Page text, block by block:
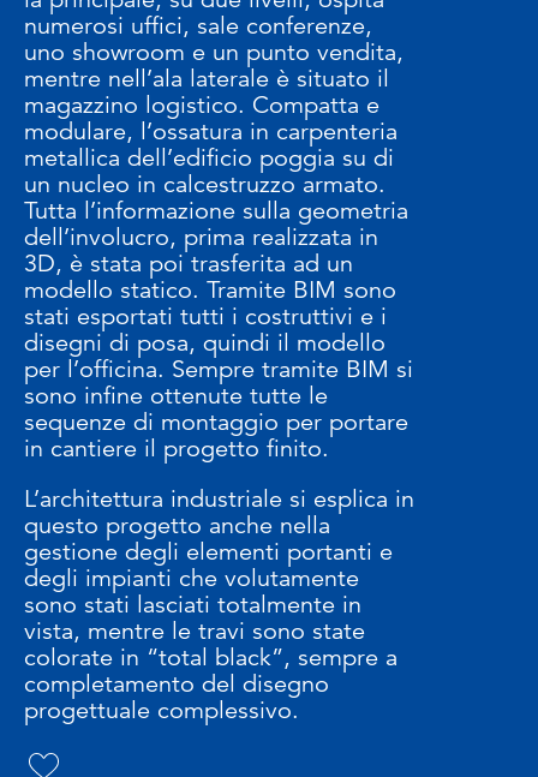
numerosi uffici, sale conferenze,
uno showroom e un punto vendita,
mentre nell’ala laterale è situato il
magazzino logistico. Compatta e
modulare, l’ossatura in carpenteria
metallica dell’edificio poggia su di
un nucleo in calcestruzzo armato.
Tutta l’informazione sulla geometria
dell’involucro, prima realizzata in
3D, è stata poi trasferita ad un
modello statico. Tramite BIM sono
stati esportati tutti i costruttivi e i
disegni di posa, quindi il modello
per l’officina. Sempre tramite BIM si
sono infine ottenute tutte le
sequenze di montaggio per portare
in cantiere il progetto finito.
L’architettura industriale si esplica in
questo progetto anche nella
gestione degli elementi portanti e
degli impianti che volutamente
sono stati lasciati totalmente in
vista, mentre le travi sono state
colorate in “total black”, sempre a
completamento del disegno
progettuale complessivo.